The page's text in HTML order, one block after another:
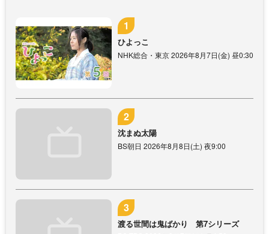
ひよっこ
NHK総合・東京 2026年8月7日(金) 昼0:30
沈まぬ太陽
BS朝日 2026年8月8日(土) 夜9:00
渡る世間は鬼ばかり 第7シリーズ